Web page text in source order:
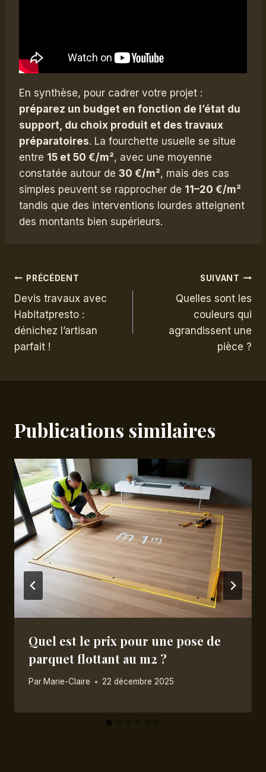
En synthèse, pour cadrer votre projet :
préparez un budget en fonction de l’état du
support, du choix produit et des travaux
préparatoires. La fourchette usuelle se situe
entre 15 et 50 €/m², avec une moyenne
constatée autour de 30 €/m², mais des cas
simples peuvent se rapprocher de 11–20 €/m²
tandis que des interventions lourdes atteignent
des montants bien supérieurs.
Navigation
de
l’article
PRÉCÉDENT
Devis travaux avec
Habitatpresto :
dénichez l’artisan
parfait !
SUIVANT
Quelles sont les
couleurs qui
agrandissent une
pièce ?
Publications similaires
Quel est le prix pour une pose de
parquet flottant au m2 ?
Par Marie-Claire 22 décembre 2025